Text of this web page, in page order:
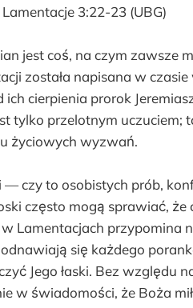
3:22-23 (UBG)
jest coś, na czym zawsze
została napisana w
cierpienia prorok
tylko przelotnym uczuciem;
życiowych wyzwań.
— czy to osobistych prób,
często mogą sprawiać, że
Lamentacjach przypomina
odnawiają się każdego
Jego łaski. Bez względu
w świadomości, że Boża